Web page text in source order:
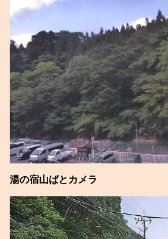
湯の宿山ばとカメラ